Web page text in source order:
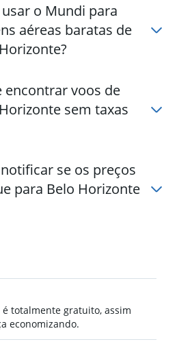
o Mundi para
aéreas baratas de
encontrar voos de
sem taxas
se os preços
para Belo Horizonte
totalmente gratuito, assim
economizando.